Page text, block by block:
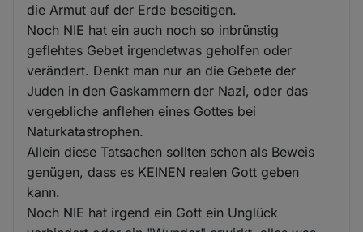
die Armut auf der Erde beseitigen.
Noch NIE hat ein auch noch so inbrünstig
geflehtes Gebet irgendetwas geholfen oder
verändert. Denkt man nur an die Gebete der
Juden in den Gaskammern der Nazi, oder das
vergebliche anflehen eines Gottes bei
Naturkatastrophen.
Allein diese Tatsachen sollten schon als Beweis
genügen, dass es KEINEN realen Gott geben
kann.
Noch NIE hat irgend ein Gott ein Unglück